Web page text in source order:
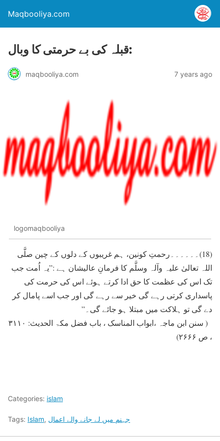
Maqbooliya.com
قبلہ کی بے حرمتی کا وبال:
maqbooliya.com 7 years ago
logomaqbooliya
(18)۔۔۔۔۔۔رحمتِ کونين، ہم غريبوں کے دلوں کے چین صلَّی
اللہ تعالیٰ علیہ وآلہ وسلَّم کا فرمانِ عالیشان ہے :”يہ اُمت جب
تک اس کی عظمت کا حق ادا کرتے ہوئے اس کی حرمت کی
پاسداری کرتی رہے گی خير سے رہے گی اور جب اسے پامال کر
دے گی تو ہلاکت ميں مبتلا ہو جائے گی۔”
( سنن ابن ماجہ ،ابواب المناسک ، باب فضل مکۃ الحدیث: ۳۱۱۰
، ص ۲۶۶۶)
Categories: islam
Tags: Islam, جہنم میں لے جانے والے اعمال